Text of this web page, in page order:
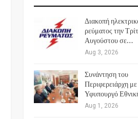
Διακοπή
ρεύματος την
Αυγούστου σε…
Aug 3, 2026
Συνάντηση του
Περιφερειάρχη με
Υφυπουργό
Aug 1, 2026